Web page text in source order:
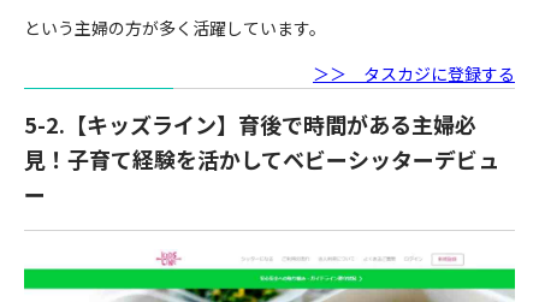
という主婦の方が多く活躍しています。
＞＞ タスカジに登録する
5-2.【キッズライン】育後で時間がある主婦必
見！子育て経験を活かしてベビーシッターデビュ
ー